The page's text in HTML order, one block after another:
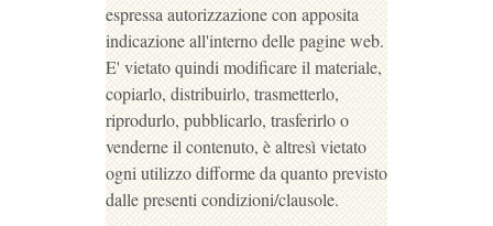
espressa autorizzazione con apposita
indicazione all'interno delle pagine web.
E' vietato quindi modificare il materiale,
copiarlo, distribuirlo, trasmetterlo,
riprodurlo, pubblicarlo, trasferirlo o
venderne il contenuto, è altresì vietato
ogni utilizzo difforme da quanto previsto
dalle presenti condizioni/clausole.